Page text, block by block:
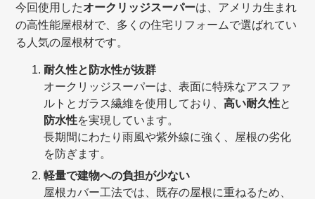
今回使用したオークリッジスーパーは、アメリカ生まれ
の高性能屋根材で、多くの住宅リフォームで選ばれてい
る人気の屋根材です。
耐久性と防水性が抜群
オークリッジスーパーは、表面に特殊なアスファ
ルトとガラス繊維を使用しており、高い耐久性と
防水性を実現しています。
長期間にわたり雨風や紫外線に強く、屋根の劣化
を防ぎます。
軽量で建物への負担が少ない
屋根カバー工法では、既存の屋根に重ねるため、